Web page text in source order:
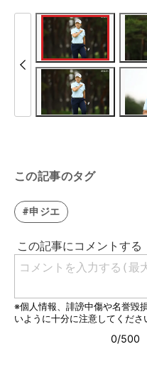
この記事のタグ
#申ジエ